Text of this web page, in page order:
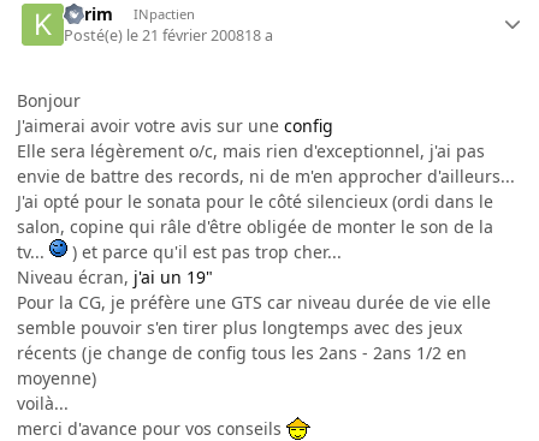
kilrim INpactien
Posté(e) le 21 février 200818 a
Bonjour
J'aimerai avoir votre avis sur une config
Elle sera légèrement o/c, mais rien d'exceptionnel, j'ai pas
envie de battre des records, ni de m'en approcher d'ailleurs...
J'ai opté pour le sonata pour le côté silencieux (ordi dans le
salon, copine qui râle d'être obligée de monter le son de la
tv...
) et parce qu'il est pas trop cher...
Niveau écran, j'ai un 19"
Pour la CG, je préfère une GTS car niveau durée de vie elle
semble pouvoir s'en tirer plus longtemps avec des jeux
récents (je change de config tous les 2ans - 2ans 1/2 en
moyenne)
voilà...
merci d'avance pour vos conseils